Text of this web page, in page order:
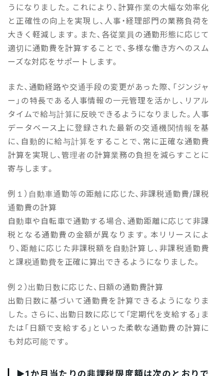
うになりました。これにより、計算作業の大幅な効率化
と正確性の向上を実現し、人事・経理部門の業務負荷を
大きく軽減します。また、各従業員の通勤形態に応じて
適切に通勤費を計算することで、多様な働き方へのスム
ーズな対応をサポートします。
また、通勤経路や交通手段の変更があった際、「ジンジャ
ー」の特長である人事情報の一元管理を活かし、リアル
タイムで給与計算に反映できるようになりました。人事
データベース上に登録された最新の交通機関情報を基
に、自動的に給与計算をすることで、常に正確な通勤費
計算を実現し、管理者の計算業務の負担を減らすことに
寄与します。
例１）自動車通勤等の距離に応じた、非課税通勤費/課税
通勤費の計算
自動車や自転車で通勤する場合、通勤距離に応じて非課
税となる通勤費の金額が異なります。本リリースによ
り、距離に応じた非課税額を自動計算し、非課税通勤費
と課税通勤費を正確に算出できるようになりました。
例２）出勤日数に応じた、日額の通勤費計算
出勤日数に基づいて通勤費を計算できるようになりま
した。さらに、出勤日数に応じて「定期代を支給する」ま
たは「日額で支給する」といった柔軟な通勤費の計算に
も対応可能です。